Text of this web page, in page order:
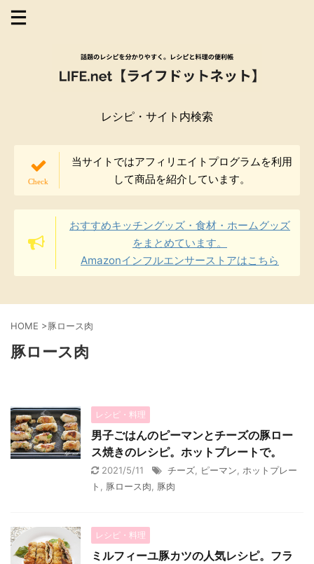
レシピ・サイト内検索
当サイトではアフィリエイトプログラムを利用
して商品を紹介しています。
おすすめキッチングッズ・食材・ホームグッズ
をまとめています。
Amazonインフルエンサーストアはこちら
HOME >豚ロース肉
豚ロース肉
レシピ・料理
男子ごはんのピーマンとチーズの豚ロー
ス焼きのレシピ。ホットプレートで。
2021/5/11 チーズ ピーマン
ホットプレー
ト
豚ロース肉 豚肉
レシピ・料理
ミルフィーユ豚カツの人気レシピ。フラ